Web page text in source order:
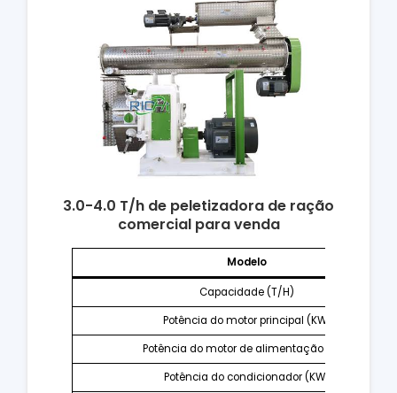
3.0-4.0 T/h de peletizadora de ração
comercialpara venda
Modelo
Capacidade (T/H)
Potência do motor principal (KW)
Potência do motor de alimentação (KW)
Potência do condicionador (KW)